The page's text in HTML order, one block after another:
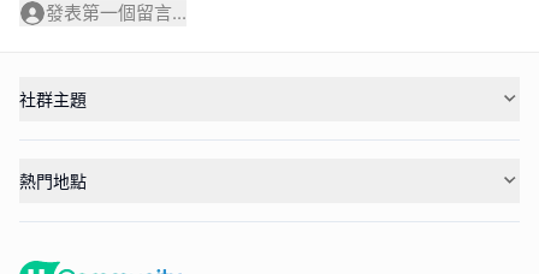
發表第一個留言...
社群主題
熱門地點